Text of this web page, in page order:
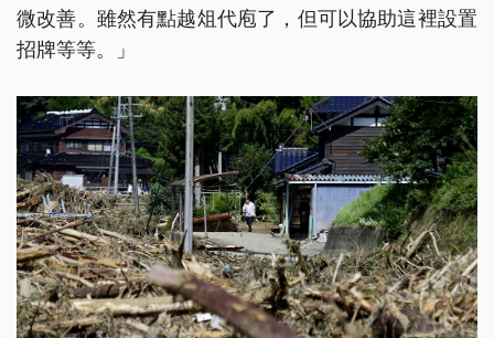
微改善。雖然有點越俎代庖了，但可以協助這裡設置
招牌等等。」